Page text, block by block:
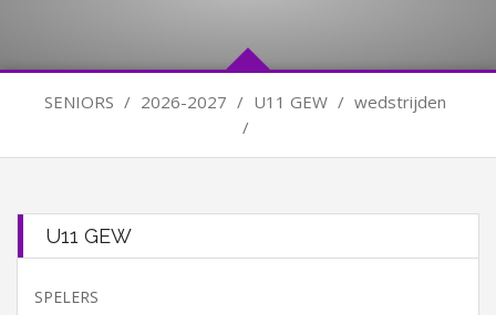
SENIORS / 2026-2027 / U11 GEW / wedstrijden
/
U11 GEW
SPELERS